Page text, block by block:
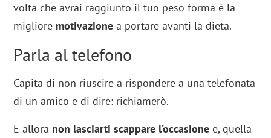
volta che avrai raggiunto il tuo peso forma è la
migliore motivazione a portare avanti la dieta.
Parla al telefono
Capita di non riuscire a rispondere a una telefonata
di un amico e di dire: richiamerò.
E allora non lasciarti scappare l’occasione e, quella